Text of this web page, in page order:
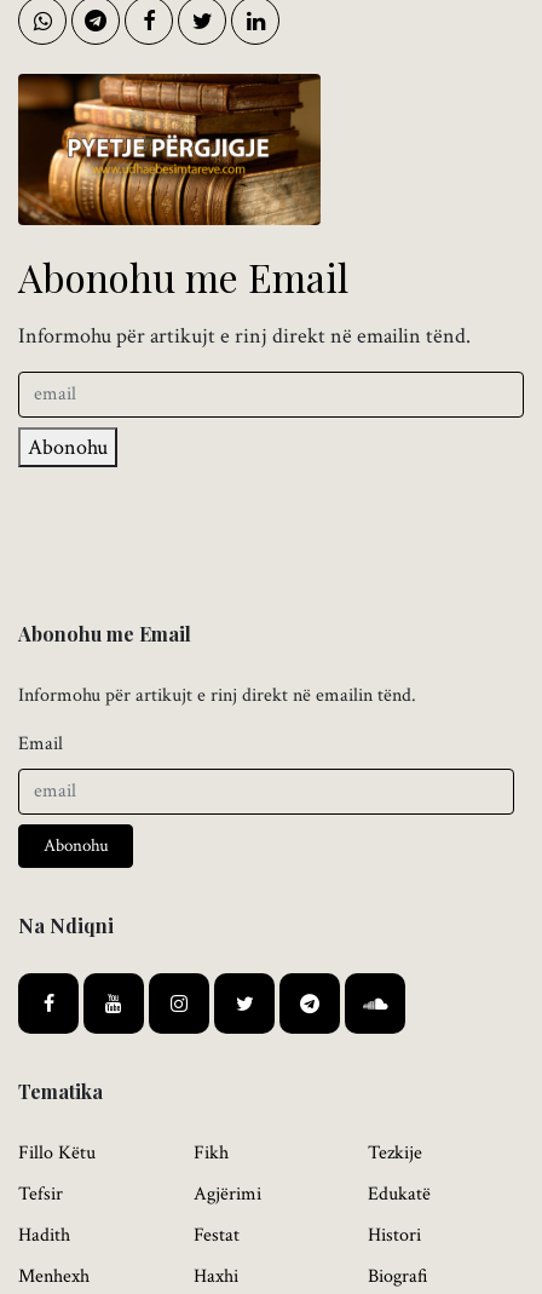
Abonohu me Email
Informohu për artikujt e rinj direkt në emailin tënd.
Abonohu
Abonohu me Email
Informohu për artikujt e rinj direkt në emailin tënd.
Email
Abonohu
Na Ndiqni
Tematika
Fillo Këtu
Tefsir
Hadith
Menhexh
Fikh
Agjërimi
Festat
Haxhi
Tezkije
Edukatë
Histori
Biografi